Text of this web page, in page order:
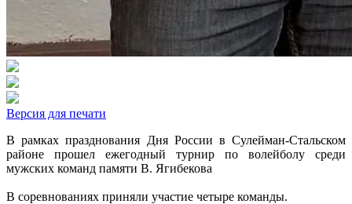
Версия для печати
В рамках празднования Дня России в Сулейман-Стальском
районе прошел ежегодный турнир по волейболу среди
мужских команд памяти В. Ягибекова
В соревнованиях приняли участие четыре команды.